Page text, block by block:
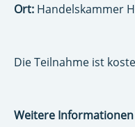
Ort: Handelskammer
Die Teilnahme ist
Weitere